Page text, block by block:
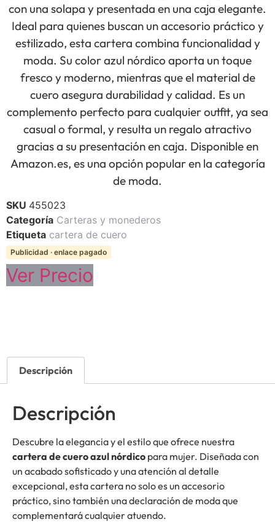
con una solapa y presentada en una caja elegante.
Ideal para quienes buscan un accesorio práctico y
estilizado, esta cartera combina funcionalidad y
moda. Su color azul nórdico aporta un toque
fresco y moderno, mientras que el material de
cuero asegura durabilidad y calidad. Es un
complemento perfecto para cualquier outfit, ya sea
casual o formal, y resulta un regalo atractivo
gracias a su presentación en caja. Disponible en
Amazon.es, es una opción popular en la categoría
de moda.
SKU 455023
Categoría Carteras y monederos
Etiqueta cartera de cuero
Publicidad · enlace pagado
Ver Precio
Descripción
Descripción
Descubre la elegancia y el estilo que ofrece nuestra
cartera de cuero azul nórdico para mujer. Diseñada con
un acabado sofisticado y una atención al detalle
excepcional, esta cartera no solo es un accesorio
práctico, sino también una declaración de moda que
complementará cualquier atuendo.